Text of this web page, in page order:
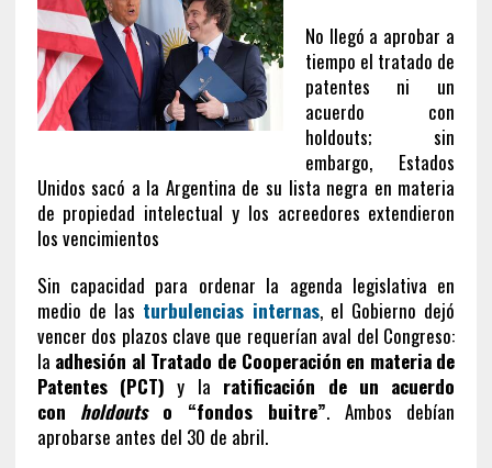
No llegó a aprobar a
tiempo el tratado de
patentes ni un
acuerdo con
holdouts; sin
embargo, Estados
Unidos sacó a la Argentina de su lista negra en materia
de propiedad intelectual y los acreedores extendieron
los vencimientos
Sin capacidad para ordenar la agenda legislativa en
medio de las turbulencias internas, el Gobierno dejó
vencer dos plazos clave que requerían aval del Congreso:
la adhesión al Tratado de Cooperación en materia de
Patentes (PCT)y la ratificación de un acuerdo
con holdoutso “fondos buitre”. Ambos debían
aprobarse antes del 30 de abril.